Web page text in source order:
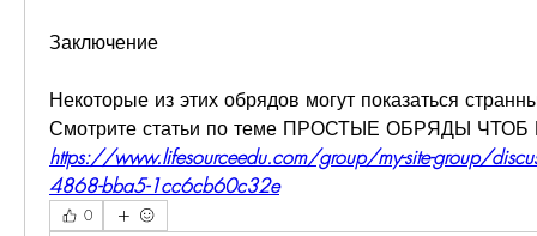
Заключение
Некоторые из этих обрядов могут показаться
Смотрите статьи по теме ПРОСТЫЕ ОБРЯДЫ
https://www.lifesourceedu.com/group/my-site-group/
4868-bba5-1cc6cb60c32e
0